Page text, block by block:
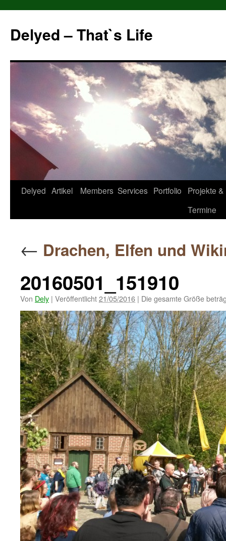
Delyed – That`s Life
Zum
Delyed Artikel Members Services Portfolio
Projekte &
Termine
← Drachen, Elfen und
20160501_151910
Von Dely | Veröffentlicht21/05/2016 | Die gesamte Größe